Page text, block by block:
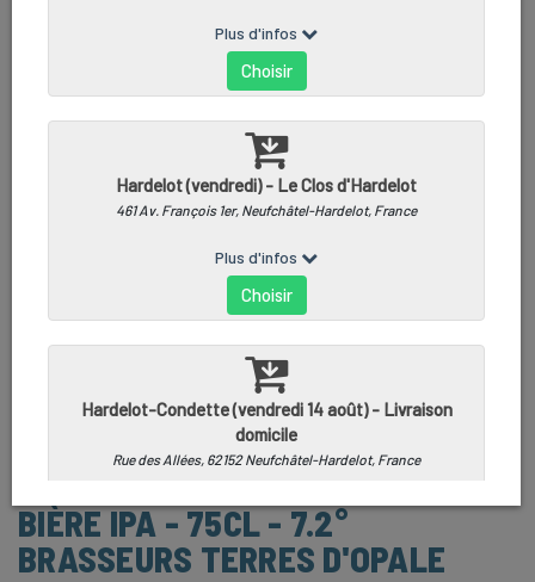
BIÈRE IPA - 75CL - 7.2°
BRASSEURS TERRES D'OPALE